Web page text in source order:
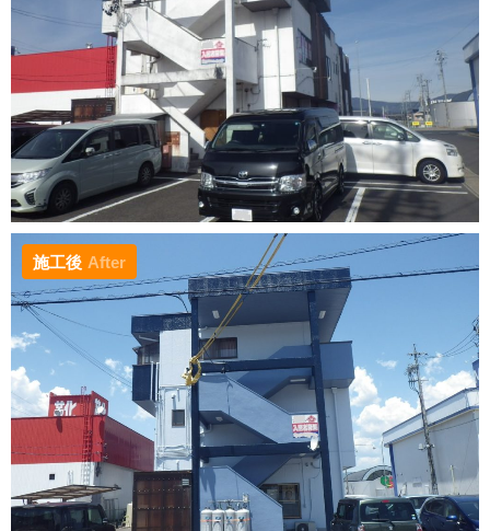
施工後 After